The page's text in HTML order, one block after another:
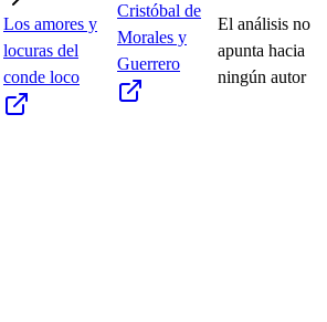
Los amores y
locuras del
conde loco
Cristóbal de
Morales y
Guerrero
El análisis no
apunta hacia
ningún autor